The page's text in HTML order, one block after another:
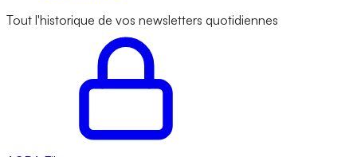
Tout l'historique de vos newsletters quotidiennes